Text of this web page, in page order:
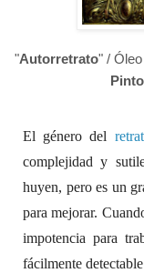
"Autorretrato" /
El género del
complejidad y
huyen, pero es un
para mejorar.
impotencia para
fácilmente